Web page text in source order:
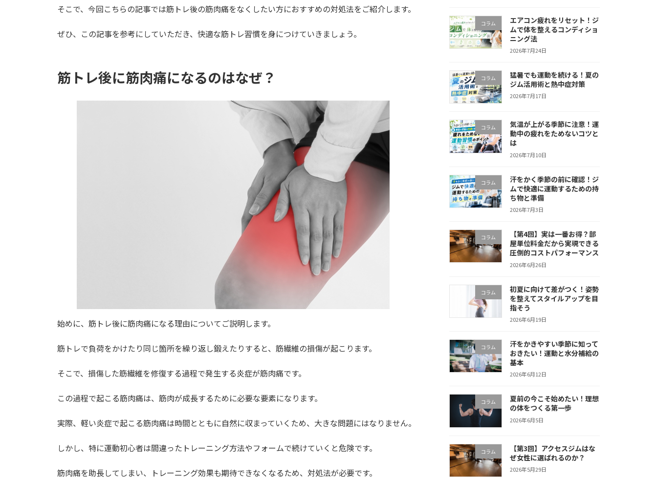
そこで、今回こちらの記事では筋トレ後の筋肉痛をなくしたい方におすすめの対処法をご紹介します。
ぜひ、この記事を参考にしていただき、快適な筋トレ習慣を身につけていきましょう。
筋トレ後に筋肉痛になるのはなぜ？
始めに、筋トレ後に筋肉痛になる理由についてご説明します。
筋トレで負荷をかけたり同じ箇所を繰り返し鍛えたりすると、筋繊維の損傷が起こります。
そこで、損傷した筋繊維を修復する過程で発生する炎症が筋肉痛です。
この過程で起こる筋肉痛は、筋肉が成長するために必要な要素になります。
実際、軽い炎症で起こる筋肉痛は時間とともに自然に収まっていくため、大きな問題にはなりません。
しかし、特に運動初心者は間違ったトレーニング方法やフォームで続けていくと危険です。
筋肉痛を助長してしまい、トレーニング効果も期待できなくなるため、対処法が必要です。
コラム
エアコン疲れをリセット！ジ
ムで体を整えるコンディショ
ニング法
2026年7月24日
コラム
猛暑でも運動を続ける！夏の
ジム活用術と熱中症対策
2026年7月17日
コラム
気温が上がる季節に注意！運
動中の疲れをためないコツと
は
2026年7月10日
コラム
汗をかく季節の前に確認！ジ
ムで快適に運動するための持
ち物と準備
2026年7月3日
コラム
【第4回】実は一番お得？部
屋単位料金だから実現できる
圧倒的コストパフォーマンス
2026年6月26日
コラム
初夏に向けて差がつく！姿勢
を整えてスタイルアップを目
指そう
2026年6月19日
コラム
汗をかきやすい季節に知って
おきたい！運動と水分補給の
基本
2026年6月12日
コラム
夏前の今こそ始めたい！理想
の体をつくる第一歩
2026年6月5日
コラム
【第3回】アクセスジムはな
ぜ女性に選ばれるのか？
2026年5月29日